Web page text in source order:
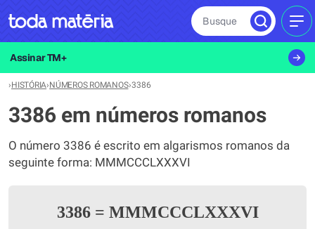
Busque
Assinar TM+
›HISTÓRIA›NÚMEROS ROMANOS›3386
3386 em números romanos
O número 3386 é escrito em algarismos romanos da
seguinte forma: MMMCCCLXXXVI
3386 = MMMCCCLXXXVI